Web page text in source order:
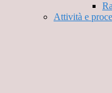
Attività e